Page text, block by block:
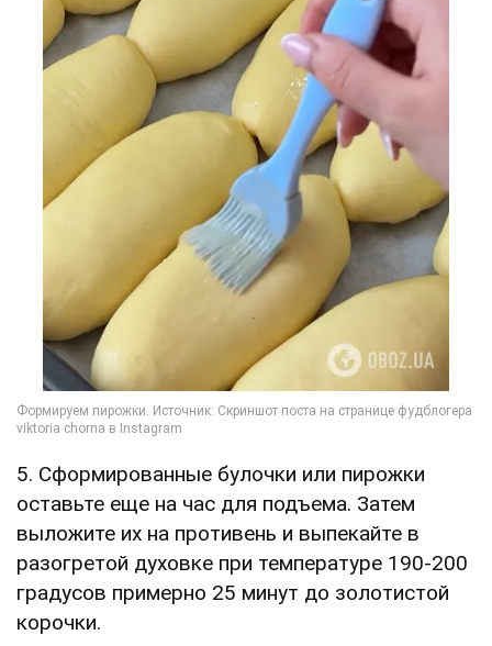
5. Сформированные булочки или пирожки
оставьте еще на час для подъема. Затем
выложите их на противень и выпекайте в
разогретой духовке при температуре 190-200
градусов примерно 25 минут до золотистой
корочки.